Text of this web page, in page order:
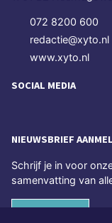
072 8200 600
redactie@xyto.nl
www.xyto.nl
SOCIAL MEDIA
NIEUWSBRIEF
Schrijf je in voor
samenvatting van
Aanmelden